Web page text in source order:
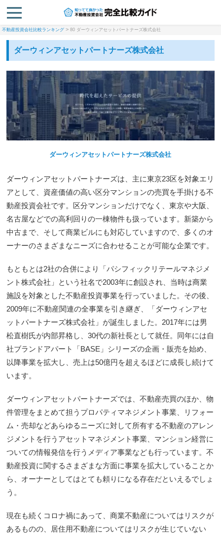
不動産投資会社比較ランキング >80 ダーウィンアセットパートナーズ株式会社
ダーウィンアセットパートナーズ株式会社
ダーウィンアセットパートナーズ株式会社
ダーウィンアセットパートナーズは、主に東京23区を対象エリ
アとして、資産価値の高い区分マンションの売買を手掛ける不
動産投資会社です。区分マンションだけでなく、東京や大阪、
名古屋などでの高利回りの一棟物件も扱っています。新築から
中古まで、そして商業ビルにも対応していますので、多くのオ
ーナーのさまざまなニーズに合わせることが可能な企業です。
もともとは2社の合併により「パシフィックリテールマネジメ
ント株式会社」という社名で2003年に創設され、当時は商業
施設を対象とした不動産投資事業を行っていました。その後、
2009年に不動産関連の全事業を引き継ぎ、「ダーウィンアセ
ットパートナーズ株式会社」が誕生しました。2017年には男
松直樹氏が内部昇格し、30代の新社長として就任。同年には自
社ブランドアパート「BASE」シリーズの企画・販売を始め、
以降事業を拡大し、売上は50億円を超えるほどに成長し続けて
います。
ダーウィンアセットパートナーズでは、不動産売買のほか、物
件管理をまとめて担うプロパティマネジメント事業、リフォー
ム・売却などあらゆるニーズに対して所有する不動産のアレン
ジメントを行うアセットマネジメント事業、マンション経営に
ついての情報発信を行うメディア事業なども行っています。不
動産投資に関するさまざまな方面に事業を拡大していることか
ら、オーナーとしてはとても頼りになる存在だといえるでしょ
う。
現在も続くコロナ禍にあって、商業不動産についてはリスクが
あるものの、居住用不動産についてはリスクが生じていない